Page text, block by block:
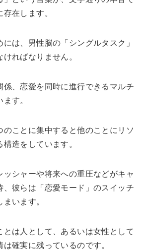
在します。
は、男性脳の「シングルタスク」
ればなりません。
、恋愛を同時に進行できるマルチ
す。
のことに集中すると他のことにリソ
造をしています。
シャーや将来への重圧などがキャ
彼らは「恋愛モード」のスイッチ
います。
は人として、あるいは女性として
は確実に残っているのです。